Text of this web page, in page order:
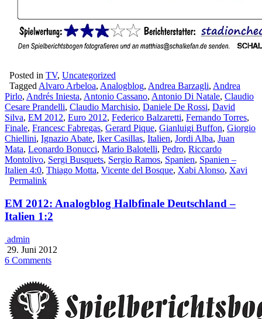
Posted in TV, Uncategorized
Tagged Alvaro Arbeloa, Analogblog, Andrea Barzagli, Andrea
Pirlo, Andrés Iniesta, Antonio Cassano, Antonio Di Natale, Claudio
Cesare Prandelli, Claudio Marchisio, Daniele De Rossi, David
Silva, EM 2012, Euro 2012, Federico Balzaretti, Fernando Torres,
Finale, Francesc Fabregas, Gerard Pique, Gianluigi Buffon, Giorgio
Chiellini, Ignazio Abate, Iker Casillas, Italien, Jordi Alba, Juan
Mata, Leonardo Bonucci, Mario Balotelli, Pedro, Riccardo
Montolivo, Sergi Busquets, Sergio Ramos, Spanien, Spanien –
Italien 4:0, Thiago Motta, Vicente del Bosque, Xabi Alonso, Xavi
Permalink
EM 2012: Analogblog Halbfinale Deutschland –
Italien 1:2
admin
29. Juni 2012
6 Comments